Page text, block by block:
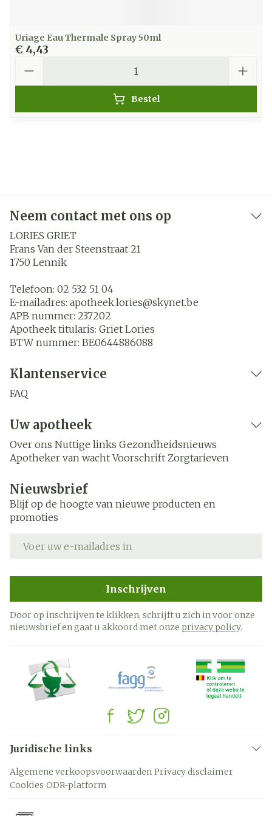
Uriage Eau Thermale Spray 50ml
€ 4,43
Bestel
Neem contact met ons op
LORIES GRIET
Frans Van der Steenstraat 21
1750 Lennik
Telefoon: 02 532 51 04
E-mailadres: apotheek.lories@skynet.be
APB nummer: 237202
Apotheek titularis: Griet Lories
BTW nummer: BE0644886088
Klantenservice
FAQ
Uw apotheek
Over ons Nuttige links Gezondheidsnieuws
Apotheker van wacht Voorschrift Zorgtarieven
Nieuwsbrief
Blijf op de hoogte van nieuwe producten en
promoties
Inschrijven
Door op inschrijven te klikken, schrijft u zich in voor onze
nieuwsbrief en gaat u akkoord met onze privacy policy.
Juridische links
Algemene verkoopsvoorwaarden Privacy disclaimer
Cookies ODR-platform